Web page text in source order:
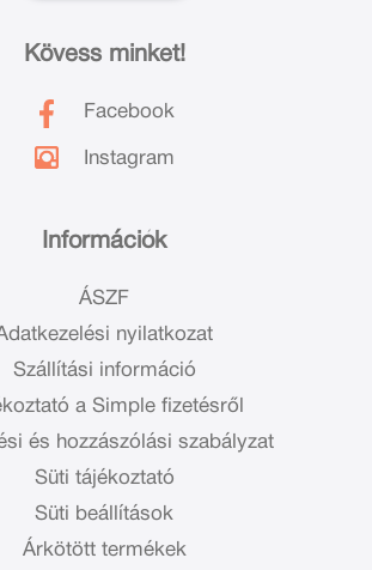
Információk
ÁSZF
nyilatkozat
Szállítási információ
a Simple fizetésről
és hozzászólási szabályzat
Süti tájékoztató
Süti beállítások
Árkötött termékek
Kövess minket!
Facebook
Instagram